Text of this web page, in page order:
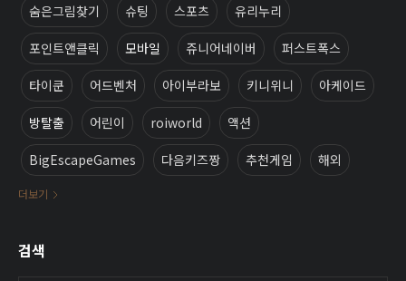
숨은그림찾기 슈팅 스포츠 유리누리
포인트앤클릭 모바일 쥬니어네이버 퍼스트폭스
타이쿤 어드벤처 아이부라보 키니위니 아케이드
방탈출 어린이 roiworld 액션
BigEscapeGames 다음키즈짱 추천게임 해외
더보기
검색